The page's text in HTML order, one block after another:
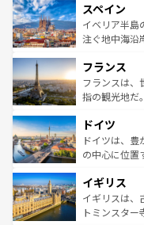
ろん、トスカ
景など、自然
ピザやパスタ
ませてくれる
なお、新着の
しい。
スペイン
イベリア半島
注ぐ地中海沿
文化が根付く
れる闘牛、そ
る。首都マド
の城塞都市、
せる。地方
フランス
フランスは、
指の観光地だ
で、幅広い魅
聖堂、美し
から魅了する
いる。シャン
香り高いラベ
らに、パリ以
ドイツ
ドイツは、
の中心に位置
顔を持つこの
ルリンの文化
してライン川
イギリス
イギリスは、
トミンスター